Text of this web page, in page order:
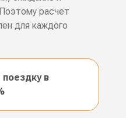
расчет
для каждого
в